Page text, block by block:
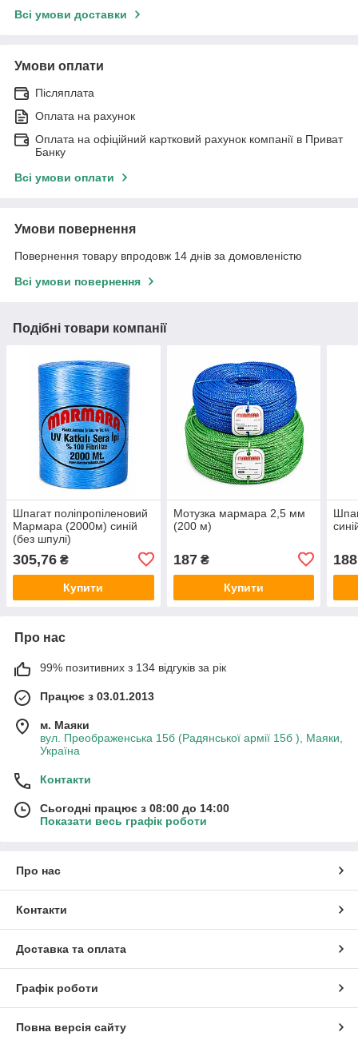
Всі умови доставки
Умови оплати
Післяплата
Оплата на рахунок
Оплата на офіційний картковий рахунок компанії в Приват
Банку
Всі умови оплати
Умови повернення
Повернення товару впродовж 14 днів за домовленістю
Всі умови повернення
Подібні товари компанії
Шпагат поліпропіленовий
Мармара (2000м) синій
(без шпулі)
305,76 ₴
Купити
Мотузка мармара 2,5 мм
(200 м)
187₴
Купити
Про нас
99% позитивних з 134 відгуків за рік
Працює з 03.01.2013
м. Маяки
вул. Преображенська 15б (Радянської армії 15б ), Маяки,
Україна
Контакти
Сьогодні працює з 08:00 до 14:00
Показати весь графік роботи
Про нас
Контакти
Доставка та оплата
Графік роботи
Повна версія сайту